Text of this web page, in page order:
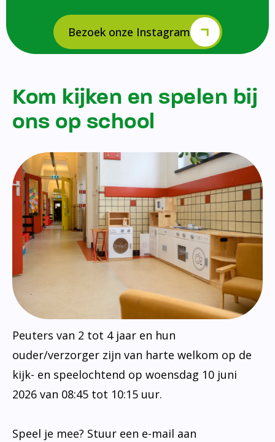
Bezoek onze Instagram
Kom kijken en spelen bij
ons op school
Peuters van 2 tot 4 jaar en hun
ouder/verzorger zijn van harte welkom op de
kijk- en speelochtend op woensdag 10 juni
2026 van 08:45 tot 10:15 uur.
Speel je mee? Stuur een e-mail aan